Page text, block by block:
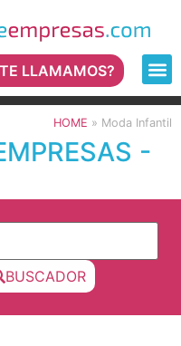
LLAMAMOS?
HOME » Moda Infantil
-
BUSCADOR